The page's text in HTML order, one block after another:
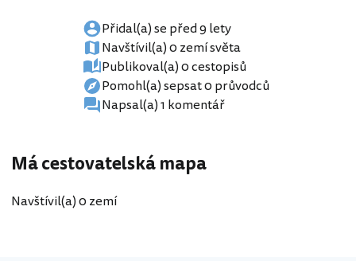
Přidal(a) se před 9 lety
Navštívil(a) 0 zemí světa
Publikoval(a) 0 cestopisů
Pomohl(a) sepsat 0 průvodců
Napsal(a) 1 komentář
Má cestovatelská mapa
Navštívil(a) 0 zemí